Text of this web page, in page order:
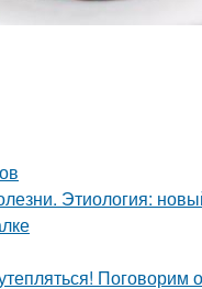
Этиология:
Поговорим